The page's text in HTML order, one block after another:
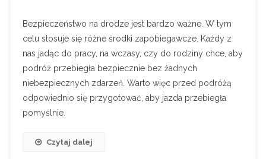
Bezpieczeństwo na drodze jest bardzo ważne. W tym
celu stosuje się różne środki zapobiegawcze. Każdy z
nas jadąc do pracy, na wczasy, czy do rodziny chce, aby
podróż przebiegła bezpiecznie bez żadnych
niebezpiecznych zdarzeń. Warto więc przed podróżą
odpowiednio się przygotować, aby jazda przebiegła
pomyślnie.
Czytaj dalej